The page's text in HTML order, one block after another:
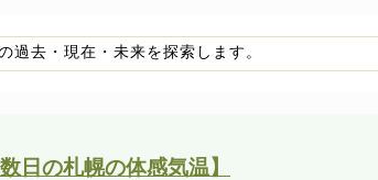
過去・現在・未来を探索します。
日の札幌の体感気温】